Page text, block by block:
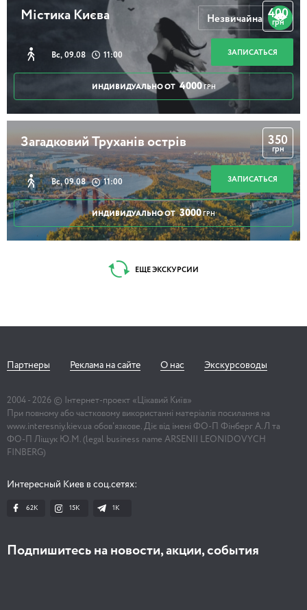
Містика Києва
Вс, 09.08 11:00
400
грн
ЗАПИСАТЬСЯ
ИНДИВИДУАЛЬНО ОТ 4000 ГРН
Незвичайна
Загадковий Труханів острів
Вс, 09.08 11:00
350
грн
ЗАПИСАТЬСЯ
ИНДИВИДУАЛЬНО ОТ 3000 ГРН
ЕЩЕ ЭКСКУРСИИ
Партнеры Реклама на сайте О нас Экскурсоводы
2004 - 2026 © Інтернет-проект «Цікавий Київ»
При повному або частковому використанні матеріалів посилання на
www.interesniy.kiev.ua обов'язкове. Діє від імені ФО-П Фінберг А.Л та
ФО-П Ліщук Ю.М. (legal business name ARSENII LEONIDOVYCH
FINBERG)
Интересный Киев в соц.сетях:
62K 15K 1К
Подпишитесь на новости, акции, события